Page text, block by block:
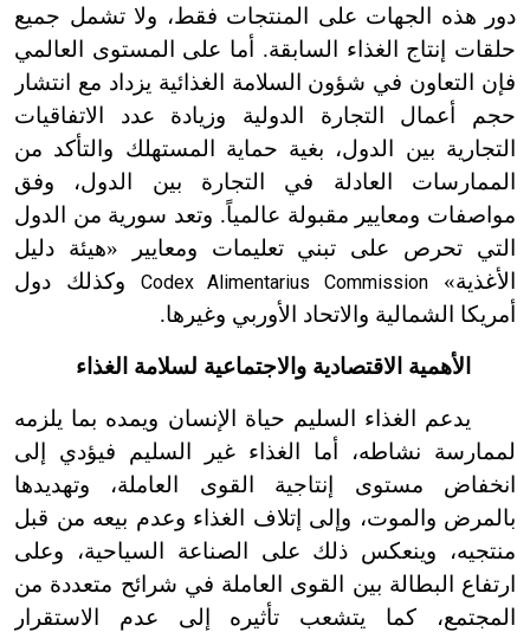
دور هذه الجهات على المنتجات فقط، ولا تشمل جميع
حلقات إنتاج الغذاء السابقة. أما على المستوى العالمي
فإن التعاون في شؤون السلامة الغذائية يزداد مع انتشار
حجم أعمال التجارة الدولية وزيادة عدد الاتفاقيات
التجارية بين الدول، بغية حماية المستهلك والتأكد من
الممارسات العادلة في التجارة بين الدول، وفق
مواصفات ومعايير مقبولة عالمياً. وتعد سورية من الدول
التي تحرص على تبني تعليمات ومعايير «هيئة دليل
الأغذية» Codex Alimentarius Commission وكذلك دول
أمريكا الشمالية والاتحاد الأوربي وغيرها.
الأهمية الاقتصادية والاجتماعية لسلامة الغذاء
يدعم الغذاء السليم حياة الإنسان ويمده بما يلزمه
لممارسة نشاطه، أما الغذاء غير السليم فيؤدي إلى
انخفاض مستوى إنتاجية القوى العاملة، وتهديدها
بالمرض والموت، وإلى إتلاف الغذاء وعدم بيعه من قبل
منتجيه، وينعكس ذلك على الصناعة السياحية، وعلى
ارتفاع البطالة بين القوى العاملة في شرائح متعددة من
المجتمع، كما يتشعب تأثيره إلى عدم الاستقرار